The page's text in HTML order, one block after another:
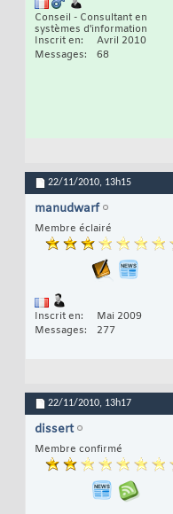
Conseil - Consultant en
systèmes d'information
Inscrit en
Avril 2010
Messages
68
22/11/2010, 13h15
manudwarf
Membre éclairé
Inscrit en
Mai 2009
Messages
277
22/11/2010, 13h17
dissert
Membre confirmé